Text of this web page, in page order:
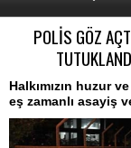
POLİS GÖZ
Halkımızın huzur
eş zamanlı asayiş